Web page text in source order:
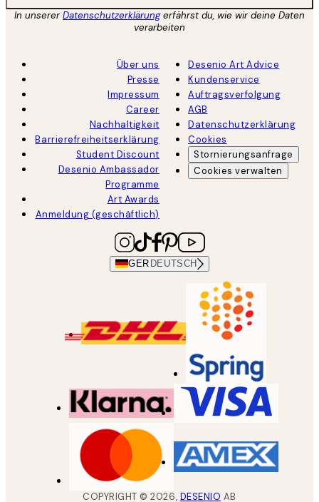
In unsererDatenschutzerklärungerfährst du, wie wir deine Daten
verarbeiten
Über uns
Presse
Impressum
Career
Nachhaltigkeit
Barrierefreiheitserklärung
Student Discount
Desenio Ambassador
Programme
Art Awards
Anmeldung (geschäftlich)
Desenio Art Advice
Kundenservice
Auftragsverfolgung
AGB
Datenschutzerklärung
Cookies
Stornierungsanfrage
Cookies verwalten
GER DEUTSCH
COPYRIGHT ©2026, DESENIO AB